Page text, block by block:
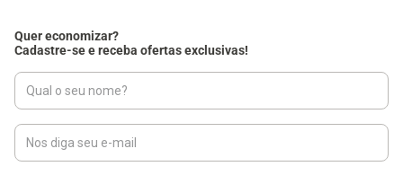
Quer economizar?
Cadastre-se e receba ofertas exclusivas!